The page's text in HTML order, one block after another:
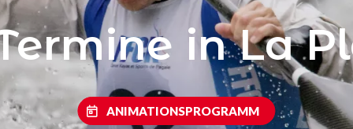
in La
ANIMATIONSPROGRAMM